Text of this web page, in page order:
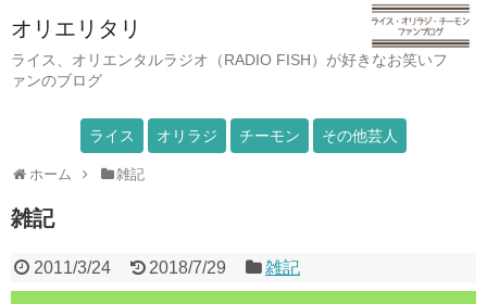
オリエリタリ
ライス、オリエンタルラジオ（RADIO FISH）が好きなお笑いフ
ァンのブログ
ライス オリラジ チーモン その他芸人
ホーム 雑記
雑記
2011/3/24 2018/7/29 雑記